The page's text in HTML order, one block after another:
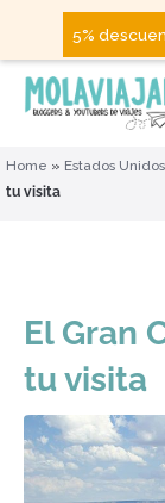
5%
Home » Estados Unidos
tu visita
El Gran
tu visita